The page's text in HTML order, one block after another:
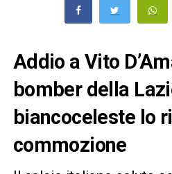
Addio a Vito
bomber della
biancoceleste lo
commozione